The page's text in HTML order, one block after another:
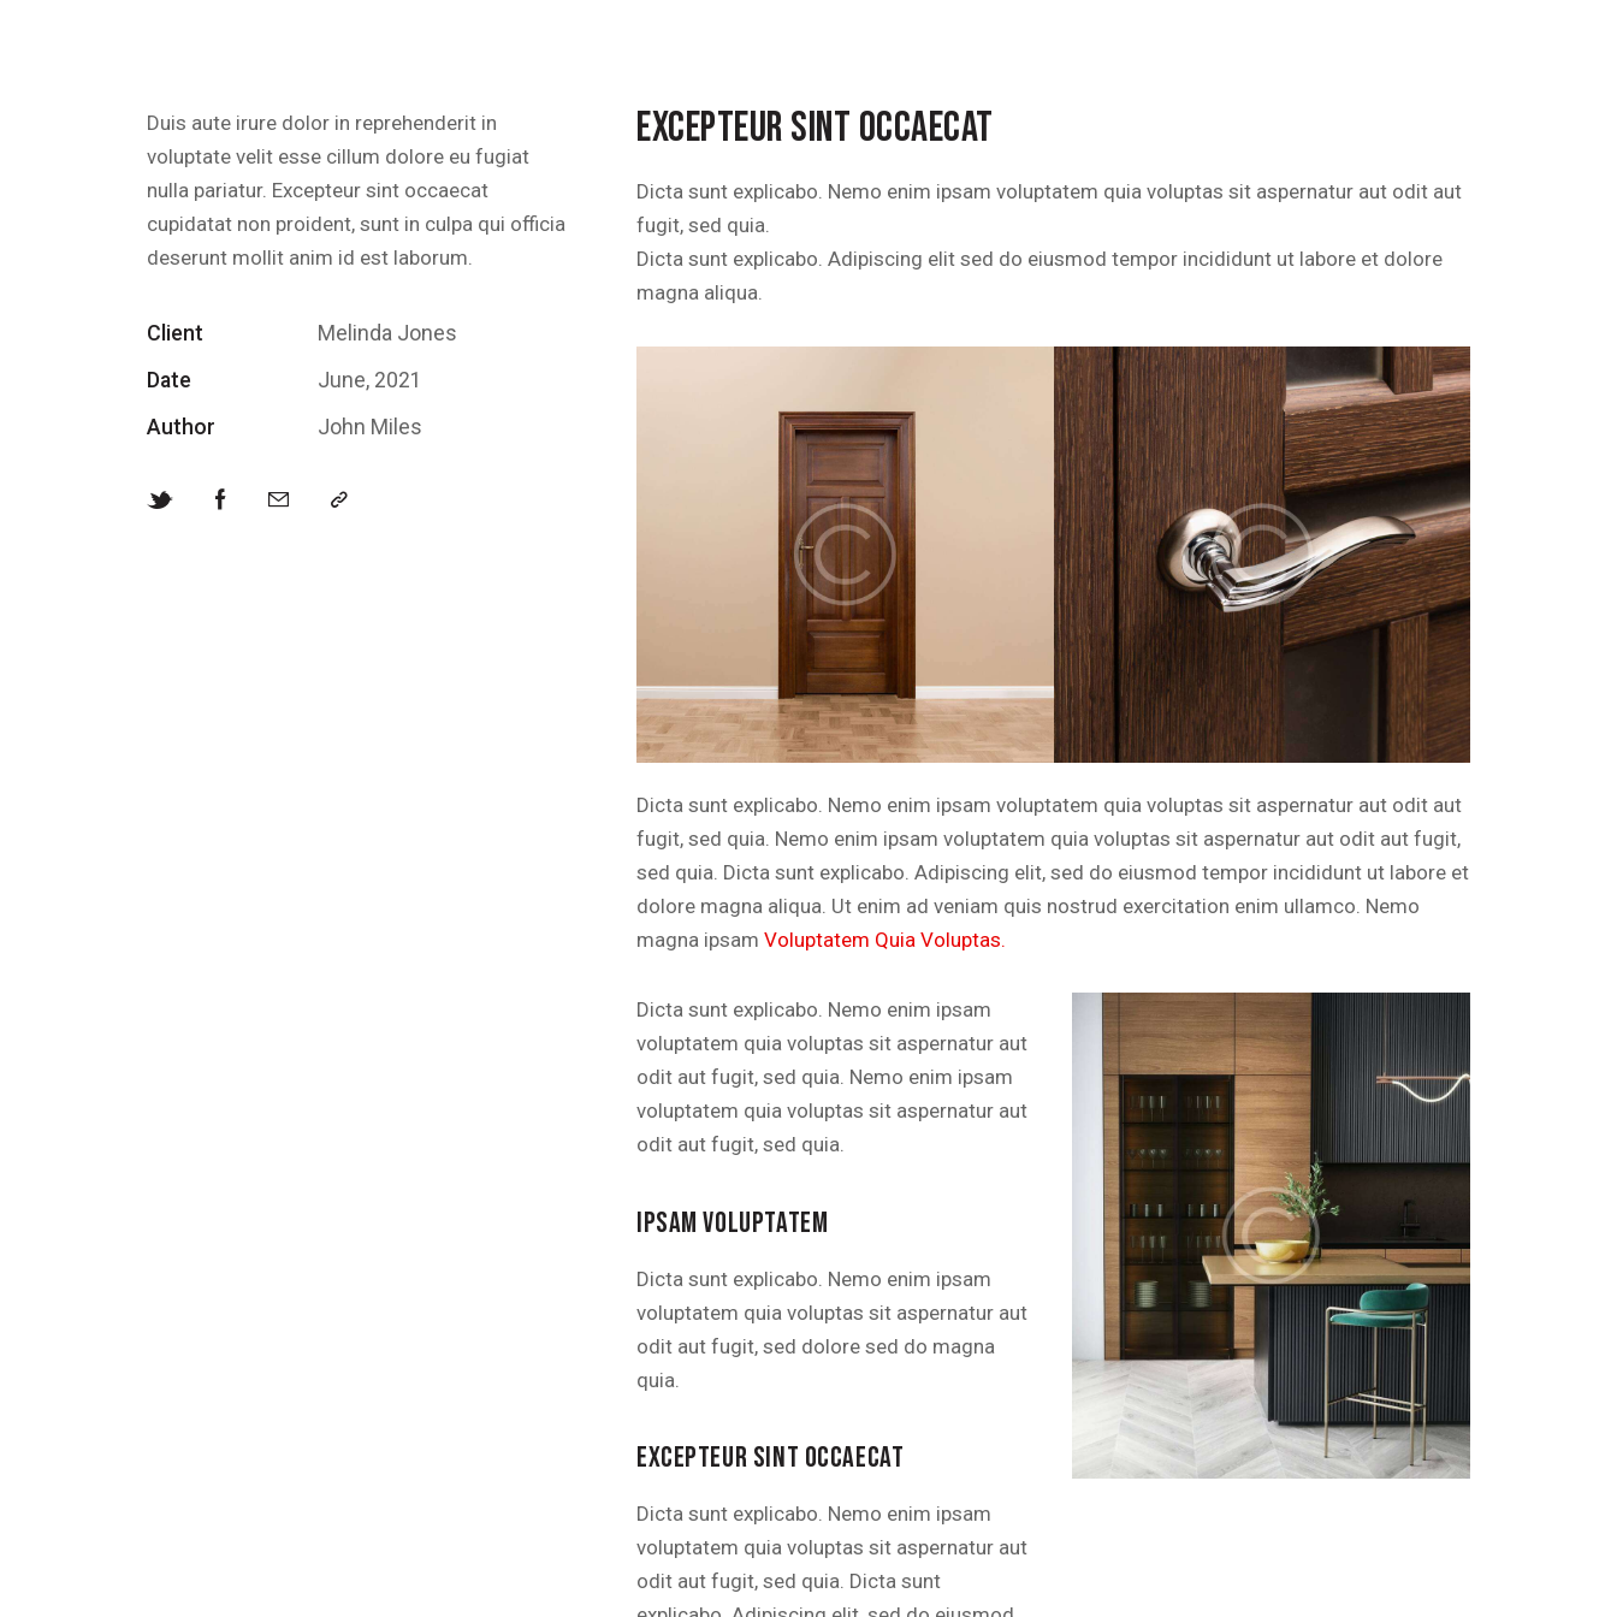
Duis aute irure dolor in reprehenderit in
voluptate velit esse cillum dolore eu fugiat
nulla pariatur. Excepteur sint occaecat
cupidatat non proident, sunt in culpa qui officia
deserunt mollit anim id est laborum.
Client
Melinda Jones
Date
June, 2021
Author
John Miles
EXCEPTEUR SINT OCCAECAT
Dicta sunt explicabo. Nemo enim ipsam voluptatem quia voluptas sit aspernatur aut odit aut
fugit, sed quia.
Dicta sunt explicabo. Adipiscing elit sed do eiusmod tempor incididunt ut labore et dolore
magna aliqua.
Dicta sunt explicabo. Nemo enim ipsam voluptatem quia voluptas sit aspernatur aut odit aut
fugit, sed quia. Nemo enim ipsam voluptatem quia voluptas sit aspernatur aut odit aut fugit,
sed quia. Dicta sunt explicabo. Adipiscing elit, sed do eiusmod tempor incididunt ut labore et
dolore magna aliqua. Ut enim ad veniam quis nostrud exercitation enim ullamco. Nemo
magna ipsam Voluptatem Quia Voluptas.
Dicta sunt explicabo. Nemo enim ipsam
voluptatem quia voluptas sit aspernatur aut
odit aut fugit, sed quia. Nemo enim ipsam
voluptatem quia voluptas sit aspernatur aut
odit aut fugit, sed quia.
IPSAM VOLUPTATEM
Dicta sunt explicabo. Nemo enim ipsam
voluptatem quia voluptas sit aspernatur aut
odit aut fugit, sed dolore sed do magna
quia.
EXCEPTEUR SINT OCCAECAT
Dicta sunt explicabo. Nemo enim ipsam
voluptatem quia voluptas sit aspernatur aut
odit aut fugit, sed quia. Dicta sunt